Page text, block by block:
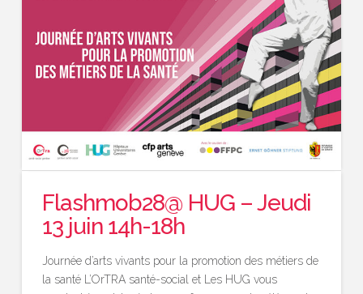
Flashmob28@ HUG – Jeudi
13 juin 14h-18h
Journée d’arts vivants pour la promotion des métiers de
la santé L’OrTRA santé-social et Les HUG vous